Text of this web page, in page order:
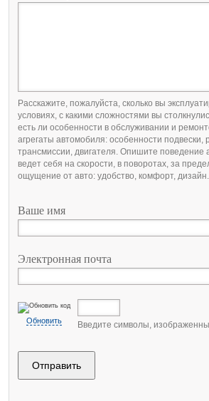
Расскажите, пожалуйста, сколько вы
условиях, с какими сложностями вы
есть ли особенности в обслуживании и
агрегаты автомобиля: особенности подвески,
трансмиссии, двигателя. Опишите поведение
ведет себя на скорости, в поворотах, за
ощущение от авто: удобство, комфорт, дизайн.
Ваше имя
Электронная почта
Обновить Введите символы,